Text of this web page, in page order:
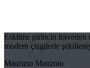
Eskitme pirincin traverten
modern çizgilerle
Maurızıo Manzonı